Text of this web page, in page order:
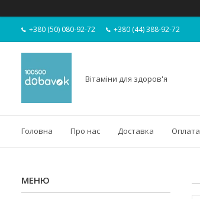
+380 (50) 080-92-72 +380 (44) 388-92-72
Вітаміни для здоров'я
Головна Про нас Доставка Оплата